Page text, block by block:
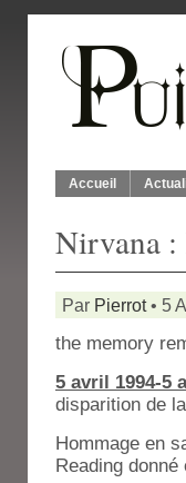
Accueil
Nirvana :
Par Pierrot• 5
the memory
5 avril 1994-5
disparition de
Hommage en
Reading donné